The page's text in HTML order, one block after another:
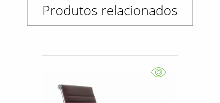
Produtos relacionados